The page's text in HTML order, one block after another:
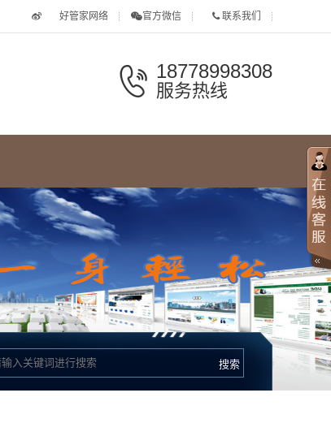
好管家网络 官方微信 联系我们
18778998308
服务热线
南宁如意坊-邕州阁-八角楼
于小菓中国点心模具艺术展在金汇如意坊隆重开幕